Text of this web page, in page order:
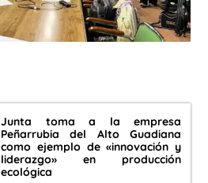
Junta toma a la empresa
Peñarrubia del Alto Guadiana
como ejemplo de «innovación y
liderazgo» en producción
ecológica